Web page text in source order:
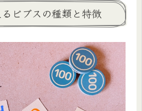
ビブスの種類と特徴